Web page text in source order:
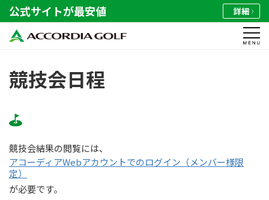
公式サイトが最安値 詳細
競技会日程
競技会結果の閲覧には、
アコーディアWebアカウントでのログイン（メンバー様限
定）
が必要です。